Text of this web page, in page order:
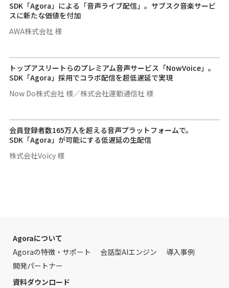
SDK「Agora」による「音声ライブ配信」。サブスク音楽サービ
スに新たな価値を付加
AWA株式会社 様
トップアスリートらのプレミアム音声サービス「NowVoice」。
SDK「Agora」採用でコラボ配信を超低遅延で実現
Now Do株式会社 様／株式会社運動通信社 様
会員登録者数165万人を超える音声プラットフォームで。
SDK「Agora」が可能にする低遅延の生配信
株式会社Voicy 様
Agoraについて
Agoraの特徴・サポート
会話型AIエンジン
導入事例
開発パートナー
資料ダウンロード